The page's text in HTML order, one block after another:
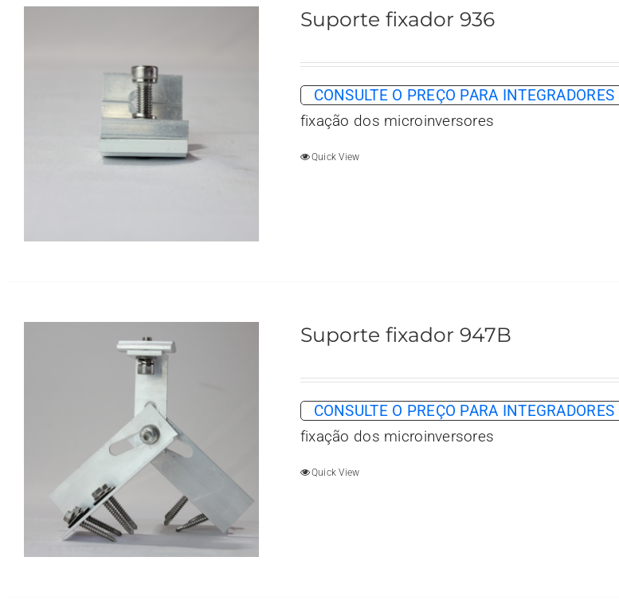
Suporte fixador 936
CONSULTE O PREÇO PARA INTEGRADORES
fixação dos microinversores
Quick View
Suporte fixador 947B
CONSULTE O PREÇO PARA INTEGRADORES
fixação dos microinversores
Quick View